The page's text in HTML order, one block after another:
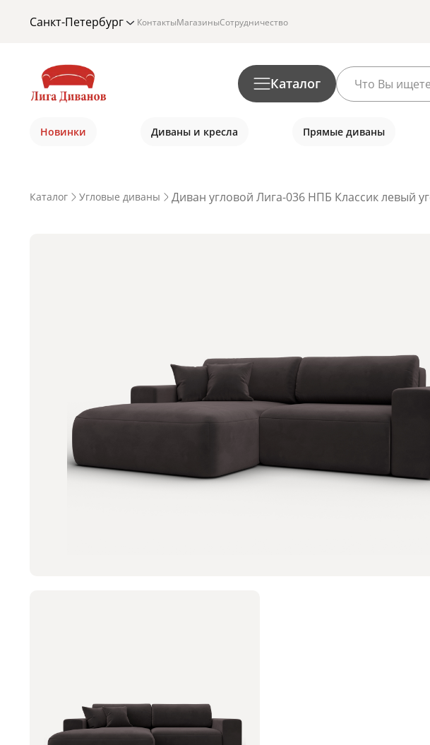
Санкт-Петербург КонтактыМагазиныСотрудничество
Каталог
Новинки Диваны и кресла Прямые диваны
Каталог Угловые диваны Диван угловой Лига-036 НПБ Классик левый